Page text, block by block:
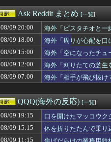
海外「今年のメジャーは混とん」佐
Ask Reddit まとめ [一覧]
08/09 20:00
海外「ピスタチオと
08/09 18:00
海外「周りが心配を口
08/09 15:00
海外「空になったチ
08/09 12:00
海外「刈りたての芝
08/09 07:00
海外「相手が飛び抜
QQQ(海外の反応) [一覧]
08/09 19:15
口を開けたマッコウ
け」【海外の反応】
08/09 15:15
体を折りたたんで乗り
08/09 11:15